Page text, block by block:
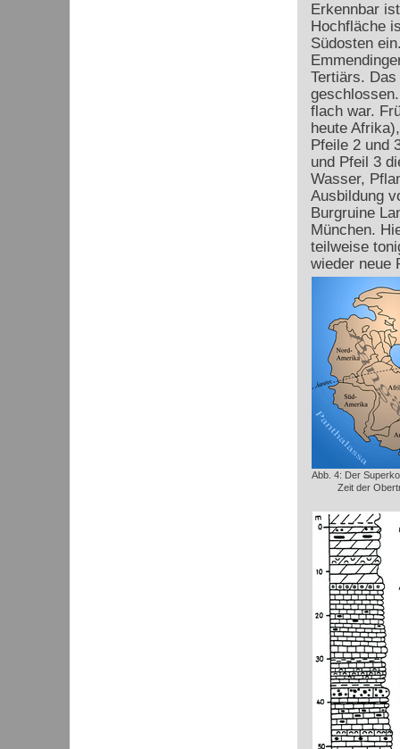
Erkennbar
Hochfläche
Südosten
Tertiärs.
flach war.
heute
Pfeile 2 und
und Pfeil 3
Wasser,
Ausbildung
Burgruine
München.
teilweise
wieder neue
Abb. 4: Der
Zeit der